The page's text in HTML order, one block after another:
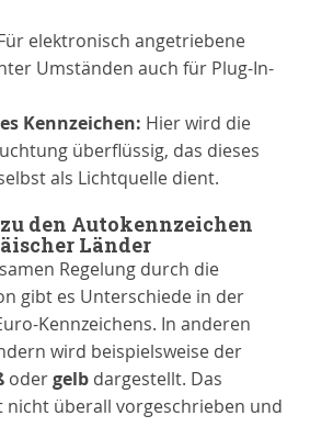
elektronisch angetriebene
Umständen auch für Plug-In-
Kennzeichen: Hier wird die
überflüssig, das dieses
als Lichtquelle dient.
den Autokennzeichen
Länder
Regelung durch die
gibt es Unterschiede in der
Kennzeichens. In anderen
wird beispielsweise der
odergelb dargestellt. Das
nicht überall vorgeschrieben und